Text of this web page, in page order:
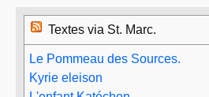
Textes via St. Marc.
Le Pommeau des Sources.
Kyrie eleison